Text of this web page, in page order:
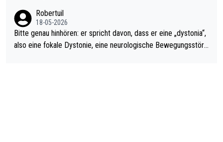
Robertuil
18-05-2026
Bitte genau hinhören: er spricht davon, dass er eine „dystonia“,
also eine fokale Dystonie, eine neurologische Bewegungsstöru